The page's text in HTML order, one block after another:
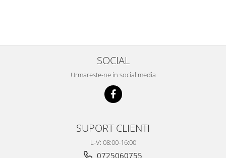
SOCIAL
Urmareste-ne in social media
SUPORT CLIENTI
L-V: 08:00-16:00
0725060755